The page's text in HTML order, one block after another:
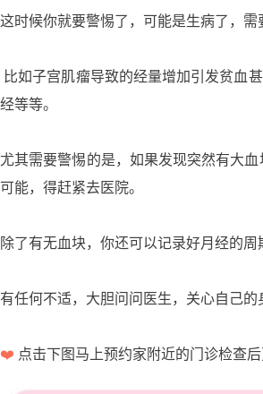
这时候你就要警惕了，可能是生病了，
比如子宫肌瘤导致的经量增加引发贫血
经等等。
尤其需要警惕的是，如果发现突然有大
可能，得赶紧去医院。
除了有无血块，你还可以记录好月经的
有任何不适，大胆问问医生，关心自己
❤️ 点击下图马上预约家附近的门诊检查后